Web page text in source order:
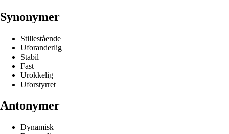
Synonymer
Stillestående
Uforanderlig
Stabil
Fast
Urokkelig
Uforstyrret
Antonymer
Dynamisk